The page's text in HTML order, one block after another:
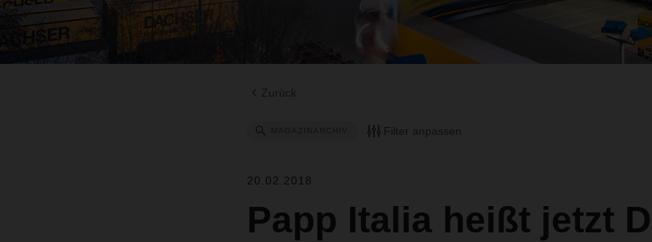
Zurück
Filter anpassen
20.02.2018
Papp Italia heißt jetzt